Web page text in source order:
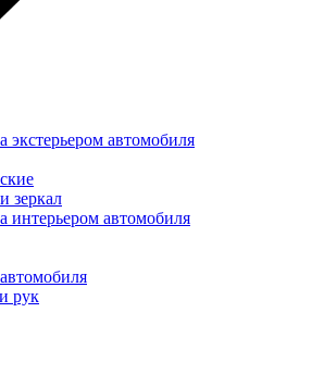
экстерьером автомобиля
зеркал
интерьером автомобиля
рук